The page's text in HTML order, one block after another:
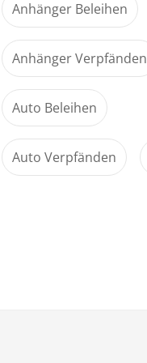
Anhänger Beleihen
Anhänger Verpfänden
Auto Beleihen
Auto Verpfänden